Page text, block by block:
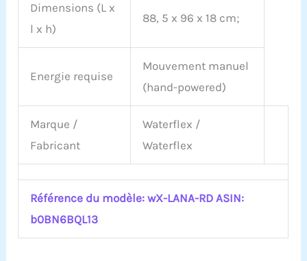
Dimensions (L x
l x h)
88, 5 x 96 x 18 cm;
Energie requise
Mouvement manuel
(hand-powered)
Marque /
Fabricant
Waterflex /
Waterflex
Référence du modèle: wX-LANA-RD ASIN:
b0BN6BQL13